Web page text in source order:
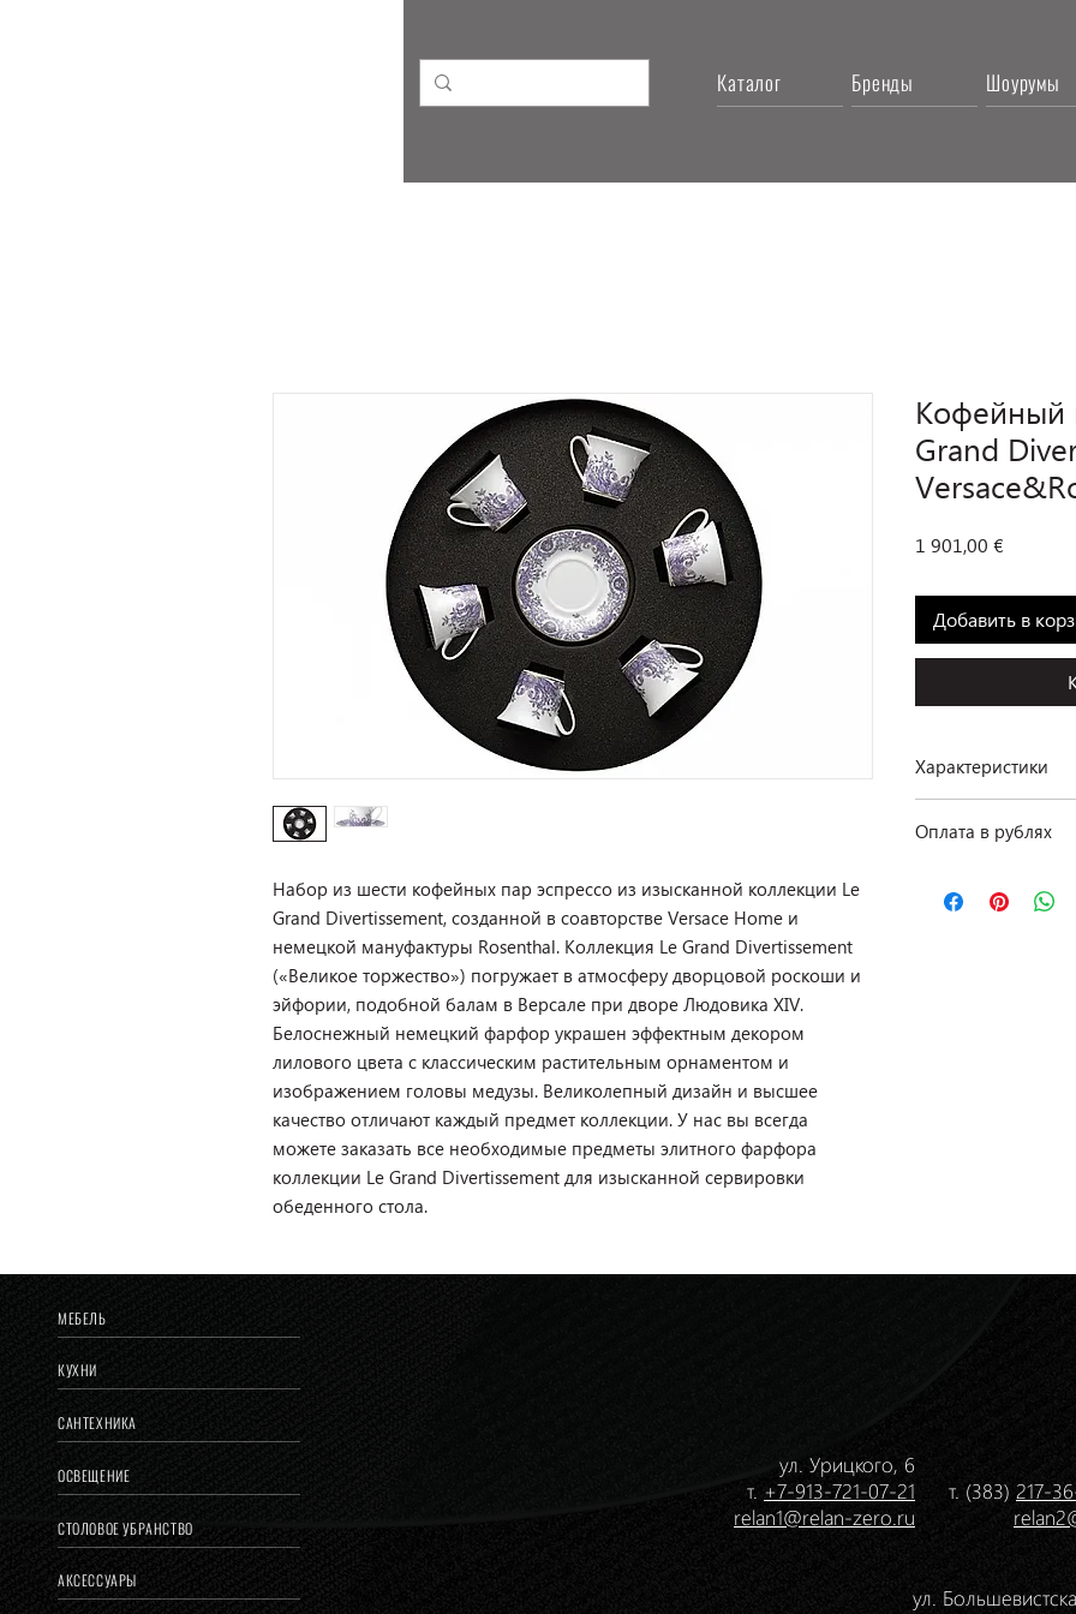
Каталог Бренды Шоурумы
Набор из шести кофейных пар эспрессо из изысканной коллекции Le
Grand Divertissement, созданной в соавторстве Versace Home и
немецкой мануфактуры Rosenthal. Коллекция Le Grand Divertissement
(«Великое торжество») погружает в атмосферу дворцовой роскоши и
эйфории, подобной балам в Версале при дворе Людовика XIV.
Белоснежный немецкий фарфор украшен эффектным декором
лилового цвета с классическим растительным орнаментом и
изображением головы медузы. Великолепный дизайн и высшее
качество отличают каждый предмет коллекции. У нас вы всегда
можете заказать все необходимые предметы элитного фарфора
коллекции Le Grand Divertissement для изысканной сервировки
обеденного стола.
Кофейный
Grand
1 901,00 €
Добавить в
Характеристики
Коллекция: Le Grand
Материал: фарфор
Цвет: белый /
Оплата в рублях
МЕБЕЛЬ
КУХНИ
САНТЕХНИКА
ОСВЕЩЕНИЕ
СТОЛОВОЕ УБРАНСТВО
АКСЕССУАРЫ
ул. Урицкого, 6
т. +7-913-721-07-21
relan1@relan-zero.ru
т. (383) 217-
ул.